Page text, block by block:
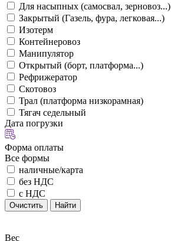
Для насыпных (самосвал, зерновоз...)
Закрытый (Газель, фура, легковая...)
Изотерм
Контейнеровоз
Манипулятор
Открытый (борт, платформа...)
Рефрижератор
Скотовоз
Трал (платформа низкорамная)
Тягач седельный
Дата погрузки
Форма оплаты
Все формы
наличные/карта
без НДС
с НДС
Очистить Найти
Вес